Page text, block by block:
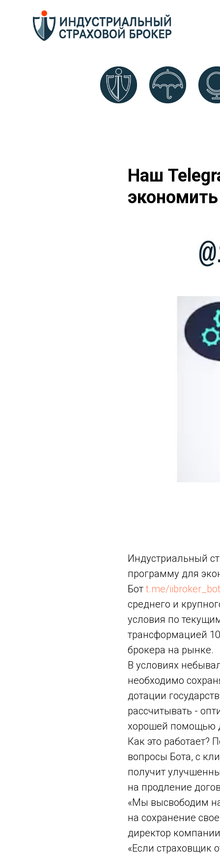
Наш
Индустриальный
программу для
Бот t.me/iibroker_bot
среднего и
условия по
трансформацией
брокера на рынке.
В условиях
необходимо
дотации
рассчитывать -
хорошей помощью
Как это работает?
вопросы Бота, с
получит
на продление
«Мы высвободим
на сохранение
директор
«Если страховщик